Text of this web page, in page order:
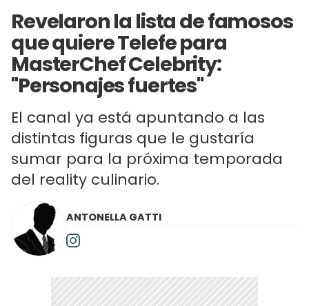
Revelaron la lista de famosos
que quiere Telefe para
MasterChef Celebrity:
"Personajes fuertes"
El canal ya está apuntando a las
distintas figuras que le gustaría
sumar para la próxima temporada
del reality culinario.
ANTONELLA GATTI